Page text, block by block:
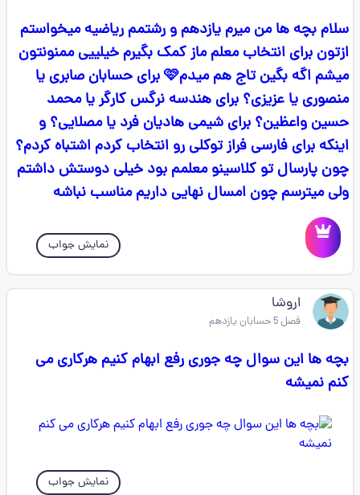
سلام بچه ها من میرم یازدهم و رشتمم ریاضیه میخواستم
ازتون برای انتخاب معلم ماز کمک بگیرم خیلییی ممنونتون
میشم اگه بگین تاج هم میدم🩷 برای حسابان صابری یا
منصوری یا عزیزی؟ برای هندسه نرگس کارگر یا محمد
حسین واعظین؟ برای شیمی هادیان فرد یا مصلایی؟ و
اینکه برای فارسی فراز توکلی رو انتخاب کردم اشتباه کردم؟
چون پارسال تو کلاسینو معلمم بود خیلی دوستش داشتم
ولی میترسم چون امسال نهایی داریم مناسب نباشه
نمایش جواب
اروشا
فصل 5 حسابان یازدهم
بچه ها این سوال چه جوری رفع ابهام کنیم هرکاری می
کنم نمیشه
نمایش جواب